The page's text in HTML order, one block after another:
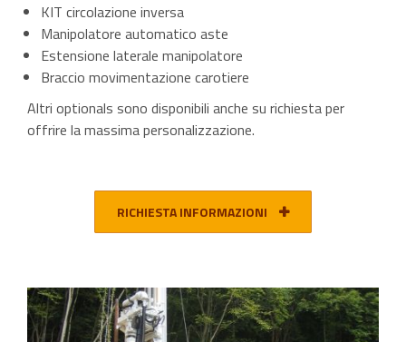
KIT circolazione inversa
Manipolatore automatico aste
Estensione laterale manipolatore
Braccio movimentazione carotiere
Altri optionals sono disponibili anche su richiesta per
offrire la massima personalizzazione.
RICHIESTA INFORMAZIONI